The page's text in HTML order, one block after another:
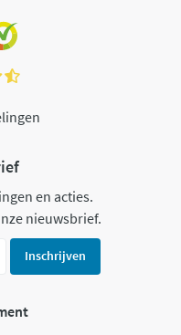
en acties.
nieuwsbrief.
Inschrijven